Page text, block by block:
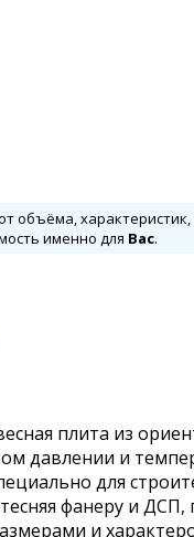
объёма,
именно для Вас.
плита из
давлении и
для
фанеру и ДСП,
и